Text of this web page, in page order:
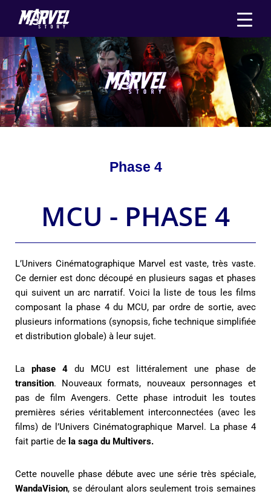
au
contenu
Phase 4
MCU - PHASE 4
L’Univers Cinématographique Marvel est vaste, très vaste.
Ce dernier est donc découpé en plusieurs sagas et phases
qui suivent un arc narratif. Voici la liste de tous les films
composant la phase 4 du MCU, par ordre de sortie, avec
plusieurs informations (synopsis, fiche technique simplifiée
et distribution globale) à leur sujet.
La phase 4du MCU est littéralement une phase de
transition. Nouveaux formats, nouveaux personnages et
pas de film Avengers. Cette phase introduit les toutes
premières séries véritablement interconnectées (avec les
films) de l’Univers Cinématographique Marvel. La phase 4
fait partie de la saga du Multivers.
Cette nouvelle phase débute avec une série très spéciale,
WandaVision, se déroulant alors seulement trois semaines